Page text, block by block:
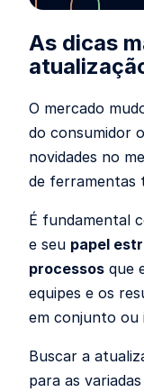
As dicas
O mercado
do consumidor
novidades no
de ferramentas
É fundamental
e seu papel
processos que
equipes e os
em conjunto ou
Buscar a
para as